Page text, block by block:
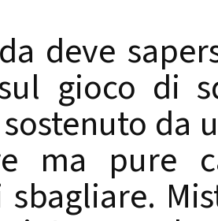
deve
gioco di
da
ma pure
sbagliare.